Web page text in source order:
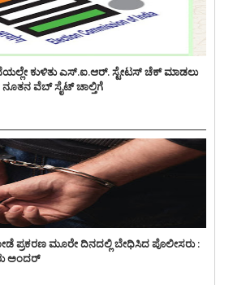
ಕುಳಿತು ಎಸ್.ಐ.ಆರ್. ಸ್ಟೇಟಸ್ ಚೆಕ್ ಮಾಡಲು
ವೆಬ್ ಸೈಟ್ ಚಾಲ್ತಿಗೆ
ಮೂರೇ ದಿನದಲ್ಲಿ ಬೇಧಿಸಿದ ಪೊಲೀಸರು :
ಅಂದರ್